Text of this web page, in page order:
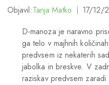
Objavil:Tanja Matko 17/12/
D-manoza je naravno
ga telo v majhnih
predvsem iz nekaterih
jabolka in breskve. V
raziskav predvsem